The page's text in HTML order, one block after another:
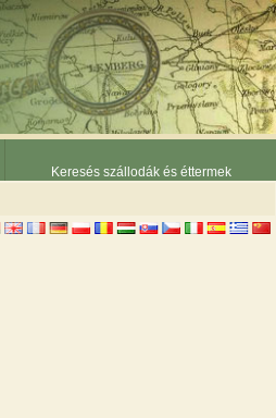
Keresés szállodák és éttermek